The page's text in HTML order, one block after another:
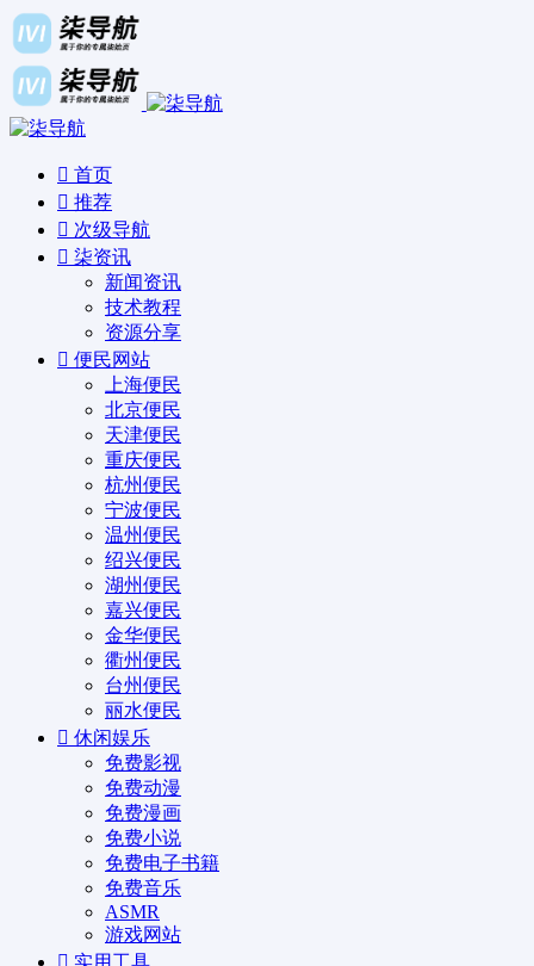
首页
推荐
次级导航
柒资讯
新闻资讯
技术教程
资源分享
便民网站
上海便民
北京便民
天津便民
重庆便民
杭州便民
宁波便民
温州便民
绍兴便民
湖州便民
嘉兴便民
金华便民
衢州便民
台州便民
丽水便民
休闲娱乐
免费影视
免费动漫
免费漫画
免费小说
免费电子书籍
免费音乐
ASMR
游戏网站
实用工具